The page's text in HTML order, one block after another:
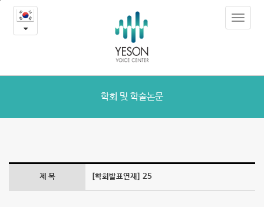
25
회
학
논
문
Toggle
학회 및 학술논문
제 목 [학회발표연재] 25